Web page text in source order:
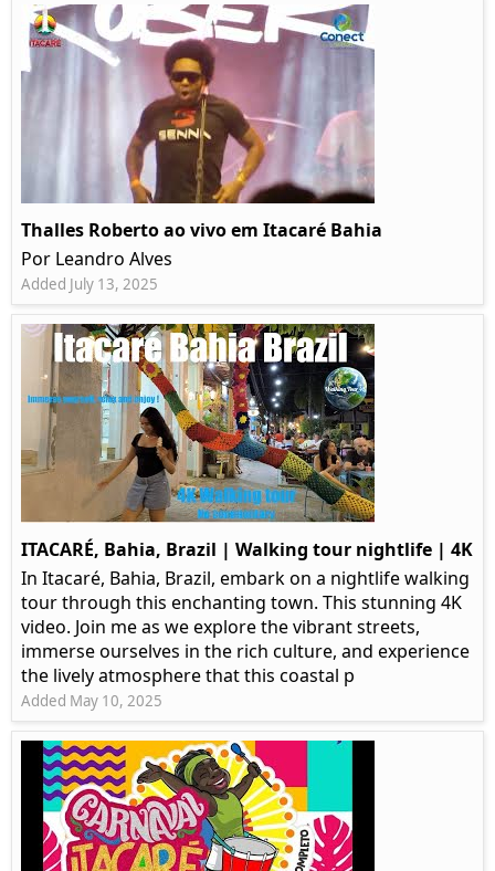
Thalles Roberto ao vivo em Itacaré Bahia
Por Leandro Alves
Added July 13, 2025
ITACARÉ, Bahia, Brazil | Walking tour nightlife | 4K
In Itacaré, Bahia, Brazil, embark on a nightlife walking
tour through this enchanting town. This stunning 4K
video. Join me as we explore the vibrant streets,
immerse ourselves in the rich culture, and experience
the lively atmosphere that this coastal p
Added May 10, 2025